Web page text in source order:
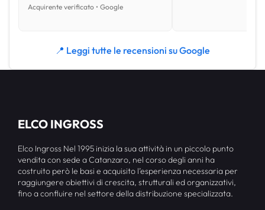
Acquirente verificato • Google
📍 Leggi tutte le recensioni su Google
ELCO INGROSS
Elco Ingross Nel 1995 inizia la sua attività in un piccolo punto
vendita con sede a Catanzaro, nel corso degli anni ha
costruito però le basi e acquisito l’esperienza necessaria per
raggiungere obiettivi di crescita, strutturali ed organizzativi,
fino a confluire nel settore della distribuzione specializzata.